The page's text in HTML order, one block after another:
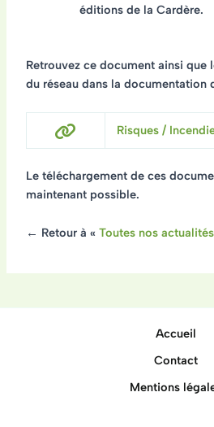
éditions de la Cardère.
Retrouvez ce document ainsi que
du réseau dans la documentation
Risques /
Le téléchargement de ces
maintenant possible.
← Retour à « Toutes nos actualités
Accueil
Contact
Mentions